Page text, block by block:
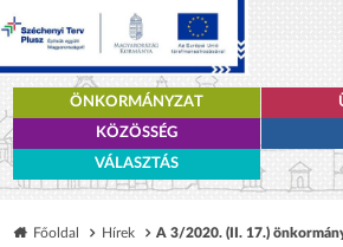
ÖNKORMÁNYZAT
KÖZÖSSÉG
VÁLASZTÁS
Főoldal Hírek A 3/2020. (II. 17.)